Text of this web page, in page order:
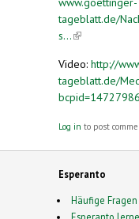
tageblatt.de/
s...(link is external)
Video: http://
tageblatt.de/
Log in to post
Esperanto
Häufige Fragen
Esperanto